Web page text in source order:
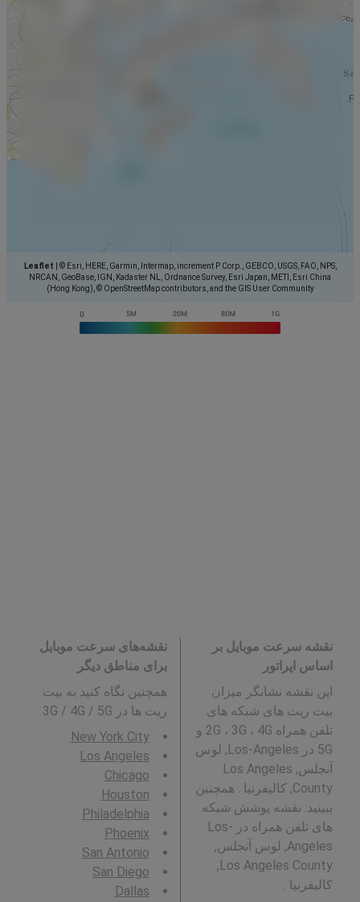
Leaflet
© Esri, HERE, Garmin, Intermap, increment P Corp., GEBCO, USGS, FAO, NPS,
NRCAN, GeoBase, IGN, Kadaster NL, Ordnance Survey, Esri Japan, METI, Esri China
(Hong Kong), © OpenStreetMap contributors, and the GIS User Community
نقشه سرعت موبایل بر
اساس اپراتور
این نقشه نشانگر میزان
بیت ریت های شبکه های
تلفن همراه 2G ، 3G ، 4G و
5G در Los-Angeles, لوس
آنجلس, Los Angeles
County, کالیفرنیا . همچنین
ببینید: نقشه پوشش شبکه
های تلفن همراه در Los-
Angeles, لوس آنجلس,
Los Angeles County,
کالیفرنیا .
نقشه‌های سرعت موبایل
برای مناطق دیگر
همچنین نگاه کنید به بیت
ریت ها در 3G / 4G / 5G
:
New York City
Los Angeles
Chicago
Houston
Philadelphia
Phoenix
San Antonio
San Diego
Dallas